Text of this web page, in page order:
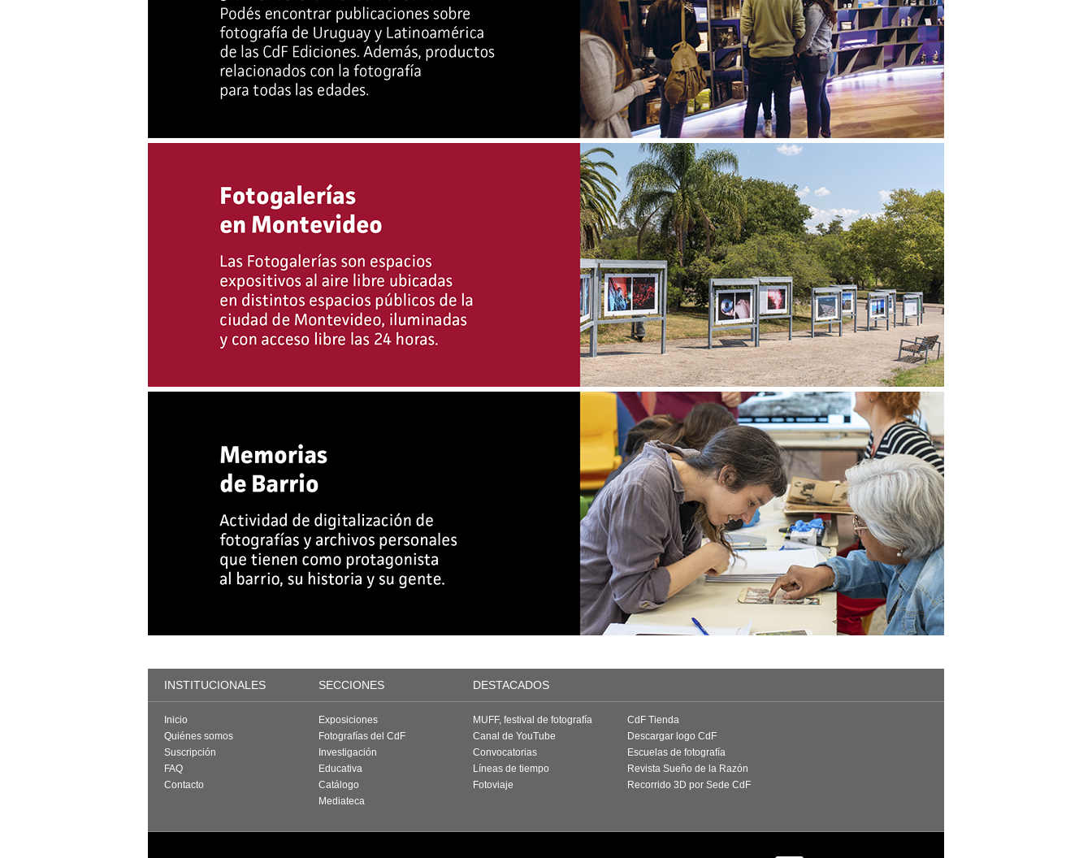
INSTITUCIONALES SECCIONES DESTACADOS
Inicio
Quiénes somos
Suscripción
FAQ
Contacto
Exposiciones
Fotografías del CdF
Investigación
Educativa
Catálogo
Mediateca
MUFF, festival de fotografía
Canal de YouTube
Convocatorias
Líneas de tiempo
Fotoviaje
CdF Tienda
Descargar logo CdF
Escuelas de fotografía
Revista Sueño de la Razón
Recorrido 3D por Sede CdF